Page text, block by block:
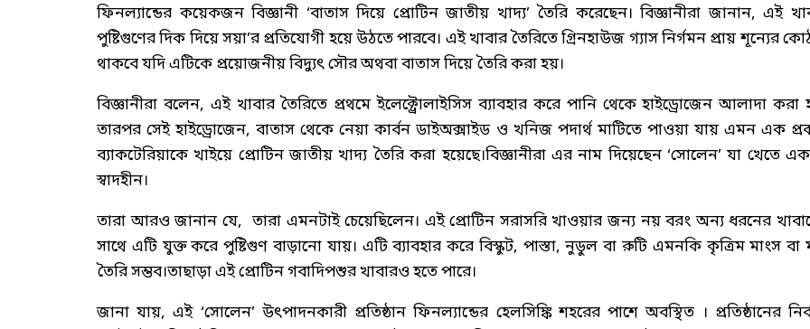
ফিনল্যান্ডের কয়েকজন বিজ্ঞানী ‘বাতাস দিয়ে প্রোটিন জাতীয় খাদ্য’ তৈরি করেছেন। বিজ্ঞানীরা জানান, এই
পুষ্টিগুণের দিক দিয়ে সয়া’র প্রতিযোগী হয়ে উঠতে পারবে। এই খাবার তৈরিতে গ্রিনহাউজ গ্যাস নির্গমন প্রায় শূন্যের
থাকবে যদি এটিকে প্রয়োজনীয় বিদ্যুৎ সৌর অথবা বাতাস দিয়ে তৈরি করা হয়।
বিজ্ঞানীরা বলেন, এই খাবার তৈরিতে প্রথমে ইলেক্ট্রোলাইসিস ব্যাবহার করে পানি থেকে হাইড্রোজেন আলাদা করা
তারপর সেই হাইড্রোজেন, বাতাস থেকে নেয়া কার্বন ডাইঅক্সাইড ও খনিজ পদার্থ মাটিতে পাওয়া যায় এমন এক
ব্যাকটেরিয়াকে খাইয়ে প্রোটিন জাতীয় খাদ্য তৈরি করা হয়েছে।বিজ্ঞানীরা এর নাম দিয়েছেন ‘সোলেন’ যা খেতে
স্বাদহীন।
তারা আরও জানান যে, তারা এমনটাই চেয়েছিলেন। এই প্রোটিন সরাসরি খাওয়ার জন্য নয় বরং অন্য ধরনের
সাথে এটি যুক্ত করে পুষ্টিগুণ বাড়ানো যায়। এটি ব্যাবহার করে বিস্কুট, পাস্তা, নুডুল বা রুটি এমনকি কৃত্রিম মাংস বা
তৈরি সম্ভব।তাছাড়া এই প্রোটিন গবাদিপশুর খাবারও হতে পারে।
জানা যায়, এই ‘সোলেন’ উৎপাদনকারী প্রতিষ্ঠান ফিনল্যান্ডের হেলসিঙ্কি শহরের পাশে অবস্থিত । প্রতিষ্ঠানের